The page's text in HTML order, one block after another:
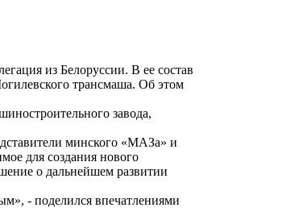
из Белоруссии. В ее состав
трансмаша. Об этом
завода,
минского «МАЗа» и
для создания нового
о дальнейшем развитии
- поделился впечатлениями